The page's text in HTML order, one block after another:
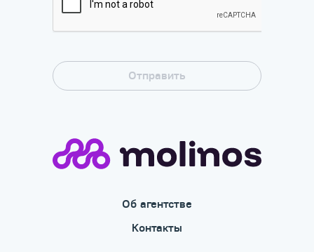
Об агентстве
Контакты